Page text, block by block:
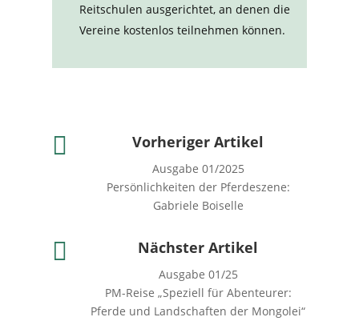
Reitschulen ausgerichtet, an denen die
Vereine kostenlos teilnehmen können.
 Vorheriger Artikel
Ausgabe 01/2025
Persönlichkeiten der Pferdeszene:
Gabriele Boiselle
 Nächster Artikel
Ausgabe 01/25
PM-Reise „Speziell für Abenteurer:
Pferde und Landschaften der Mongolei“